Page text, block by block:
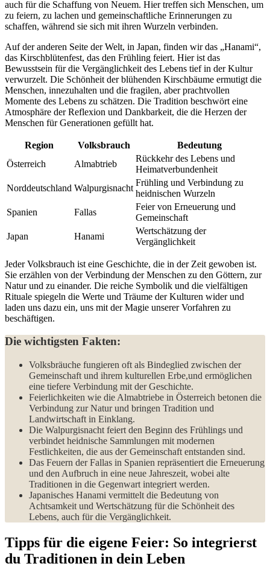
auch für die ‍Schaffung von Neuem. Hier treffen sich Menschen, um
⁤zu feiern, zu ⁣lachen und‍ gemeinschaftliche Erinnerungen​ zu
schaffen, während ​sie sich mit ihren Wurzeln verbinden.
Auf der anderen Seite der Welt, in Japan, ​finden wir das „Hanami“,
das Kirschblütenfest, das den Frühling feiert. Hier ist das
Bewusstsein für​ die​ Vergänglichkeit des Lebens tief in der Kultur
verwurzelt.⁣ Die Schönheit der⁢ blühenden Kirschbäume ermutigt ‍die
Menschen, innezuhalten und die fragilen, aber prachtvollen
Momente des Lebens zu schätzen. Die Tradition beschwört eine
Atmosphäre ‍der Reflexion und Dankbarkeit, die die Herzen der
Menschen für Generationen gefüllt hat.
Region Volksbrauch
Bedeutung
Österreich
Almabtrieb
Rückkehr‌ des Lebens und
⁤Heimatverbundenheit
Norddeutschland Walpurgisnacht
Frühling und Verbindung zu
heidnischen Wurzeln
Spanien
Fallas
Feier von Erneuerung und
Gemeinschaft
Japan
Hanami
Wertschätzung der​
Vergänglichkeit
Jeder Volksbrauch ist eine Geschichte,⁢ die in der Zeit gewoben ist.
Sie ⁤erzählen von ⁢der Verbindung der‌ Menschen zu⁤ den Göttern, zur
Natur und zu einander. Die reiche Symbolik‌ und die vielfältigen
‍Rituale spiegeln die Werte und ‌Träume der Kulturen wider und
laden uns dazu ein, uns mit der Magie unserer Vorfahren zu
beschäftigen.
Die wichtigsten Fakten:
Volksbräuche fungieren oft als Bindeglied zwischen der
Gemeinschaft und ihrem ‌kulturellen ‍Erbe,und​ ermöglichen
eine tiefere Verbindung​ mit der Geschichte.
Feierlichkeiten wie die ⁢Almabtriebe ⁢in Österreich betonen die
Verbindung zur Natur und bringen Tradition und
Landwirtschaft in Einklang.
Die Walpurgisnacht feiert den Beginn des Frühlings ⁤und
verbindet heidnische Sammlungen mit ‌modernen
Festlichkeiten, die aus der Gemeinschaft entstanden sind.
Das Feuern⁤ der Fallas ⁣in ⁤Spanien repräsentiert die Erneuerung
und den Aufbruch in​ eine neue Jahreszeit, wobei alte
⁣Traditionen in ‍die​ Gegenwart integriert werden.
Japanisches ⁢Hanami‍ vermittelt ⁤die Bedeutung ⁤von
Achtsamkeit⁣ und ‌Wertschätzung ⁤für die Schönheit des
Lebens, auch für die Vergänglichkeit.
Tipps für die eigene Feier: So integrierst⁣
du Traditionen in dein ⁤Leben